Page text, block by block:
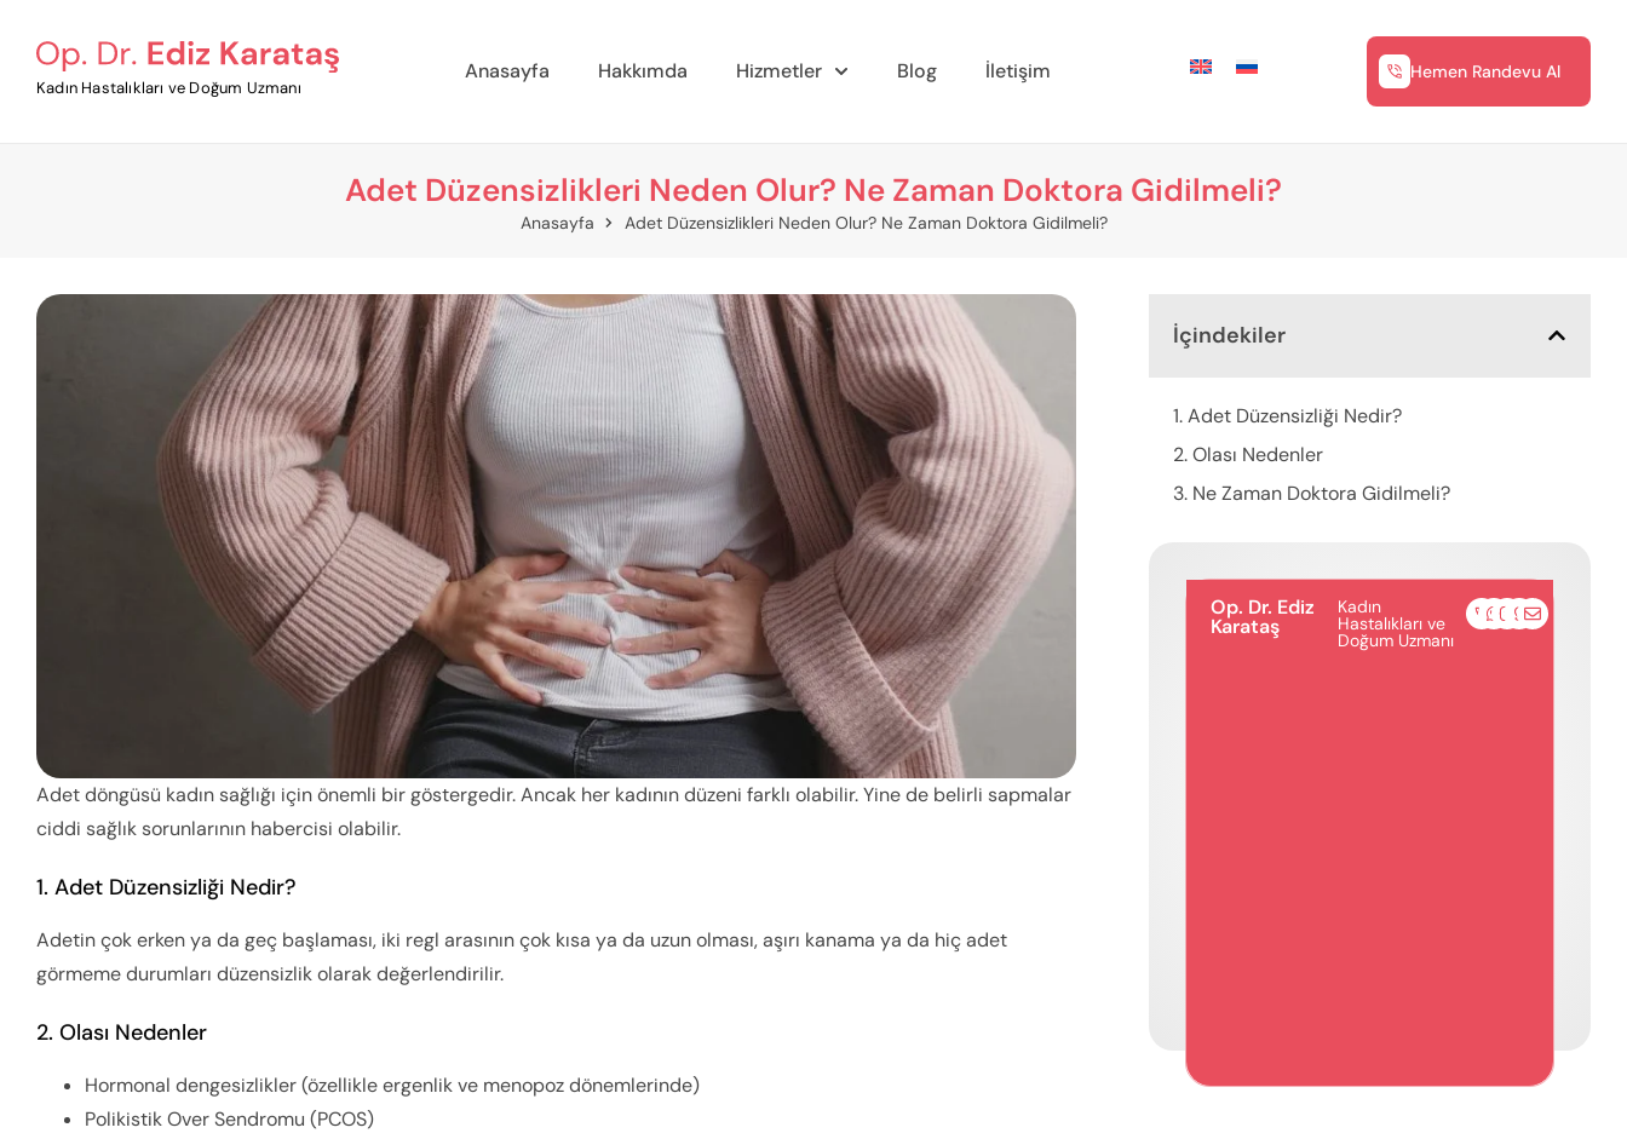
Kadın Hastalıkları ve Doğum Uzmanı
Anasayfa Hakkımda Hizmetler Blog İletişim Hemen Randevu Al
Adet Düzensizlikleri Neden Olur? Ne Zaman Doktora Gidilmeli?
Anasayfa Adet Düzensizlikleri Neden Olur? Ne Zaman Doktora Gidilmeli?
Adet döngüsü kadın sağlığı için önemli bir göstergedir. Ancak her kadının düzeni farklı olabilir. Yine de belirli sapmalar
ciddi sağlık sorunlarının habercisi olabilir.
1. Adet Düzensizliği Nedir?
Adetin çok erken ya da geç başlaması, iki regl arasının çok kısa ya da uzun olması, aşırı kanama ya da hiç adet
görmeme durumları düzensizlik olarak değerlendirilir.
2. Olası Nedenler
Hormonal dengesizlikler (özellikle ergenlik ve menopoz dönemlerinde)
Polikistik Over Sendromu (PCOS)
İçindekiler
1. Adet Düzensizliği Nedir?
2. Olası Nedenler
3. Ne Zaman Doktora Gidilmeli?
Op. Dr. Ediz
Karataş
Kadın
Hastalıkları ve
Doğum Uzmanı